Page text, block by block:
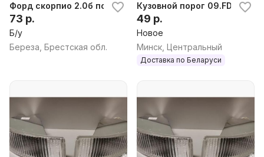
Форд скорпио 2.0б по запчастям
73 р.
Б/у
Береза, Брестская обл.
Кузовной порог
49 р.
Новое
Минск, Центральный
Доставка по Беларуси